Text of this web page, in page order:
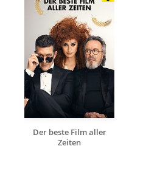
Der beste Film aller
Zeiten